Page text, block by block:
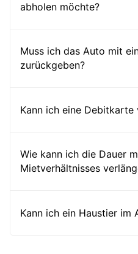
abholen möchte?
Muss ich das Auto mit
zurückgeben?
Kann ich eine Debitkarte
Wie kann ich die Dauer
Mietverhältnisses
Kann ich ein Haustier im